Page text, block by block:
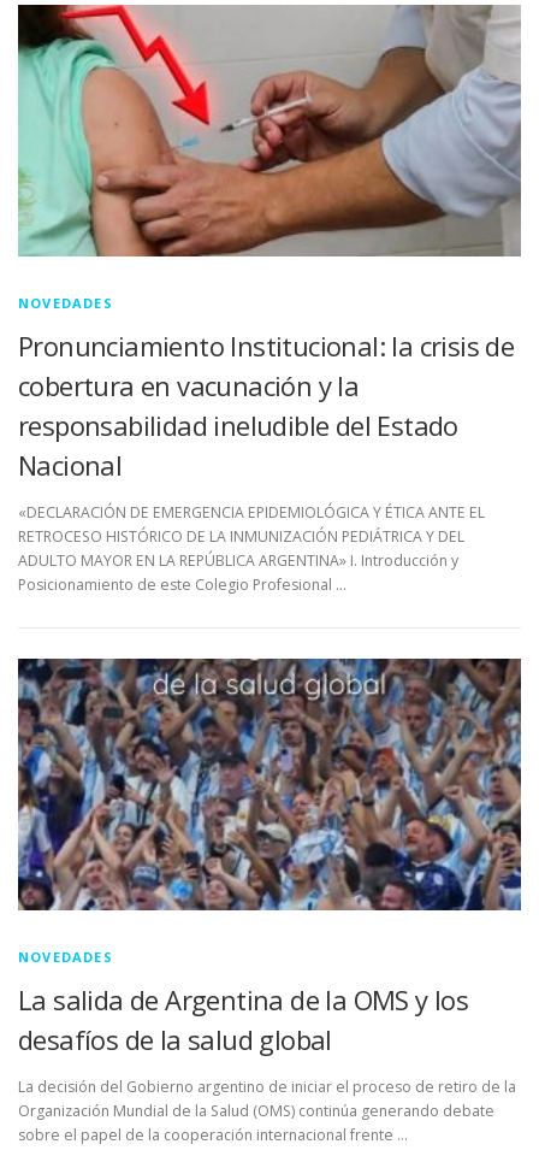
NOVEDADES
Pronunciamiento Institucional: la crisis de
cobertura en vacunación y la
responsabilidad ineludible del Estado
Nacional
«DECLARACIÓN DE EMERGENCIA EPIDEMIOLÓGICA Y ÉTICA ANTE EL
RETROCESO HISTÓRICO DE LA INMUNIZACIÓN PEDIÁTRICA Y DEL
ADULTO MAYOR EN LA REPÚBLICA ARGENTINA» I. Introducción y
Posicionamiento de este Colegio Profesional …
NOVEDADES
La salida de Argentina de la OMS y los
desafíos de la salud global
La decisión del Gobierno argentino de iniciar el proceso de retiro de la
Organización Mundial de la Salud (OMS) continúa generando debate
sobre el papel de la cooperación internacional frente …